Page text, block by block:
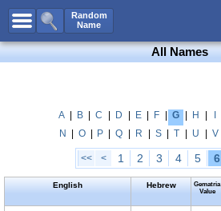
Random
Name
All Names
Boy Names
Unisex Names
Popular Names
All Names
A B C D E F G H
N
O P Q R S T U V
<< < 1 2 3 4 5 6
English Hebrew
Gematria
Value